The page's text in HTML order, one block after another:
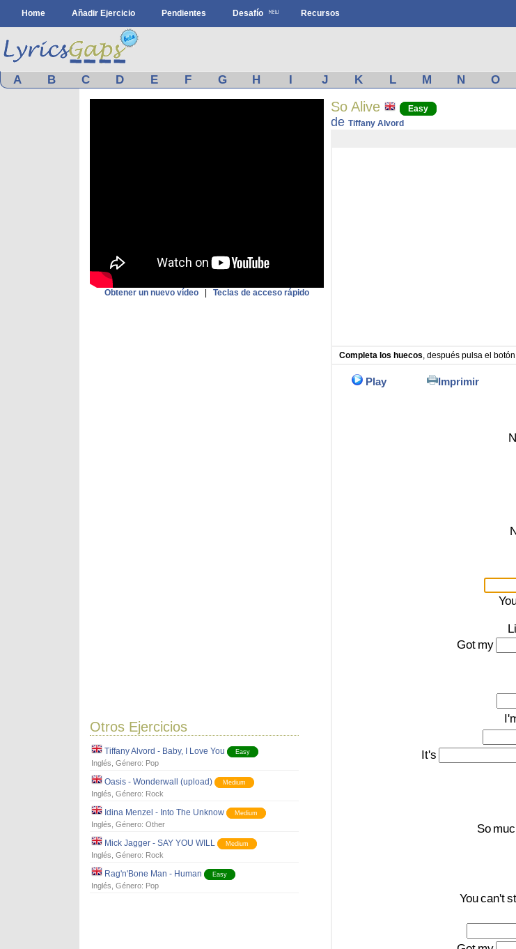
Home Añadir Ejercicio Pendientes Desafío Recursos
A B C D E F G H I J K L M N O
Obtener un nuevo vídeo| Teclas de acceso rápido
Otros Ejercicios
Tiffany Alvord - Baby, I Love You Easy
Inglés, Género: Pop
Oasis - Wonderwall (upload) Medium
Inglés, Género: Rock
Idina Menzel - Into The Unknow Medium
Inglés, Género: Other
Mick Jagger - SAY YOU WILL Medium
Inglés, Género: Rock
Rag'n'Bone Man - Human Easy
Inglés, Género: Pop
So Alive Easy
de Tiffany Alvord
Completa los huecos, después pulsa el botón
Play Imprimir
Got my
It's
So
Youcan't